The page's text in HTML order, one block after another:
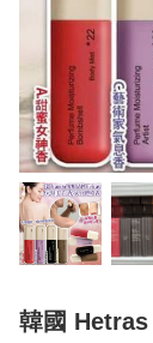
韓國 Hetras